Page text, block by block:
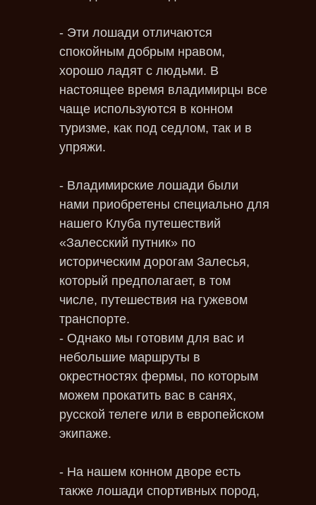
- Эти лошади отличаются
спокойным добрым нравом,
хорошо ладят с людьми. В
настоящее время владимирцы все
чаще используются в конном
туризме, как под седлом, так и в
упряжи.
- Владимирские лошади были
нами приобретены специально для
нашего Клуба путешествий
«Залесский путник» по
историческим дорогам Залесья,
который предполагает, в том
числе, путешествия на гужевом
транспорте.
- Однако мы готовим для вас и
небольшие маршруты в
окрестностях фермы, по которым
можем прокатить вас в санях,
русской телеге или в европейском
экипаже.
- На нашем конном дворе есть
также лошади спортивных пород,